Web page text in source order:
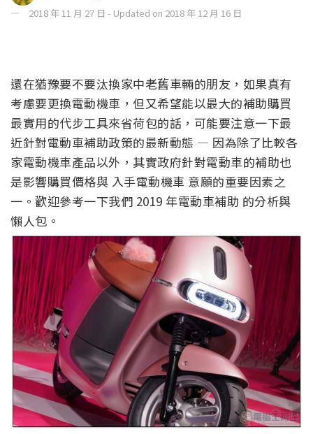
2018 年 11 月 27 日 - Updated on 2018 年 12 月 16 日
還在猶豫要不要汰換家中老舊車輛的朋友，如果真有
考慮要更換電動機車，但又希望能以最大的補助購買
最實用的代步工具來省荷包的話，可能要注意一下最
近針對電動車補助政策的最新動態 — 因為除了比較各
家電動機車產品以外，其實政府針對電動車的補助也
是影響購買價格與 入手電動機車 意願的重要因素之
一。歡迎參考一下我們 2019 年電動車補助 的分析與
懶人包。